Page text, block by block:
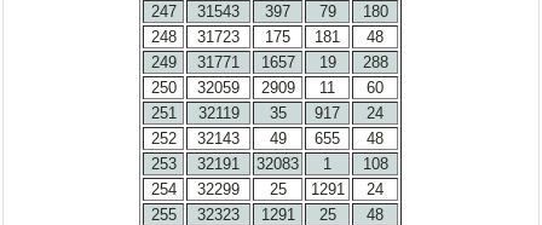
247
31543 397 79
180
248
31723 175 181
48
249
31771 1657 19
288
250
32059 2909 11
60
251
32119 35 917
24
252
32143 49 655
48
253
32191 32083 1
108
254
32299 25 1291
24
255
32323 1291 25
48